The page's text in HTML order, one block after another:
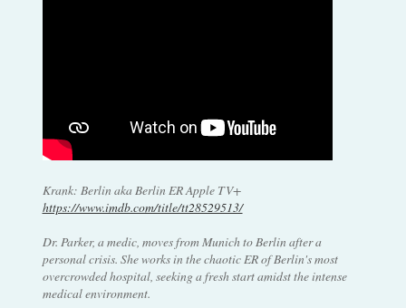
Krank: Berlin aka Berlin ER Apple TV+
https://www.imdb.com/title/tt28529513/
Dr. Parker, a medic, moves from Munich to Berlin after a
personal crisis. She works in the chaotic ER of Berlin's most
overcrowded hospital, seeking a fresh start amidst the intense
medical environment.